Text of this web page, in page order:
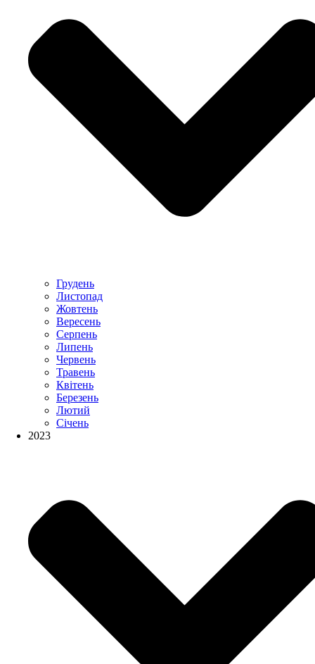
Грудень
Листопад
Жовтень
Вересень
Серпень
Липень
Червень
Травень
Квітень
Березень
Лютий
Січень
2023